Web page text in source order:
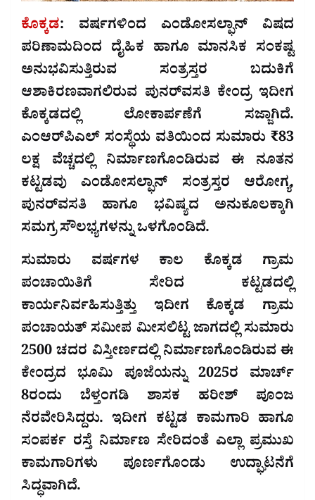
ಕೊಕ್ಕಡ: ವರ್ಷಗಳಿಂದ ಎಂಡೋಸಲ್ಫಾನ್ ವಿಷದ
ಪರಿಣಾಮದಿಂದ ದೈಹಿಕ ಹಾಗೂ ಮಾನಸಿಕ ಸಂಕಷ್ಟ
ಅನುಭವಿಸುತ್ತಿರುವ ಸಂತ್ರಸ್ತರ ಬದುಕಿಗೆ
ಆಶಾಕಿರಣವಾಗಲಿರುವ ಪುನರ್‌ವಸತಿ ಕೇಂದ್ರ ಇದೀಗ
ಕೊಕ್ಕಡದಲ್ಲಿ ಲೋಕಾರ್ಪಣೆಗೆ ಸಜ್ಜಾಗಿದೆ.
ಎಂಆರ್‌ಪಿಎಲ್ ಸಂಸ್ಥೆಯ ವತಿಯಿಂದ ಸುಮಾರು ₹83
ಲಕ್ಷ ವೆಚ್ಚದಲ್ಲಿ ನಿರ್ಮಾಣಗೊಂಡಿರುವ ಈ ನೂತನ
ಕಟ್ಟಡವು ಎಂಡೋಸಲ್ಫಾನ್ ಸಂತ್ರಸ್ತರ ಆರೋಗ್ಯ,
ಪುನರ್‌ವಸತಿ ಹಾಗೂ ಭವಿಷ್ಯದ ಅನುಕೂಲಕ್ಕಾಗಿ
ಸಮಗ್ರ ಸೌಲಭ್ಯಗಳನ್ನು ಒಳಗೊಂಡಿದೆ.
ಸುಮಾರು ವರ್ಷಗಳ ಕಾಲ ಕೊಕ್ಕಡ ಗ್ರಾಮ
ಪಂಚಾಯಿತಿಗೆ ಸೇರಿದ ಕಟ್ಟಡದಲ್ಲಿ
ಕಾರ್ಯನಿರ್ವಹಿಸುತ್ತಿತ್ತು ಇದೀಗ ಕೊಕ್ಕಡ ಗ್ರಾಮ
ಪಂಚಾಯತ್ ಸಮೀಪ ಮೀಸಲಿಟ್ಟ ಜಾಗದಲ್ಲಿ ಸುಮಾರು
2500 ಚದರ ವಿಸ್ತೀರ್ಣದಲ್ಲಿ ನಿರ್ಮಾಣಗೊಂಡಿರುವ ಈ
ಕೇಂದ್ರದ ಭೂಮಿ ಪೂಜೆಯನ್ನು 2025ರ ಮಾರ್ಚ್
8ರಂದು ಬೆಳ್ತಂಗಡಿ ಶಾಸಕ ಹರೀಶ್ ಪೂಂಜ
ನೆರವೇರಿಸಿದ್ದರು. ಇದೀಗ ಕಟ್ಟಡ ಕಾಮಗಾರಿ ಹಾಗೂ
ಸಂಪರ್ಕ ರಸ್ತೆ ನಿರ್ಮಾಣ ಸೇರಿದಂತೆ ಎಲ್ಲಾ ಪ್ರಮುಖ
ಕಾಮಗಾರಿಗಳು ಪೂರ್ಣಗೊಂಡು ಉದ್ಘಾಟನೆಗೆ
ಸಿದ್ಧವಾಗಿದೆ.